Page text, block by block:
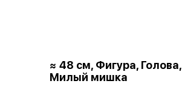
≈ 48 см, Фигура, Голова,
Милый мишка